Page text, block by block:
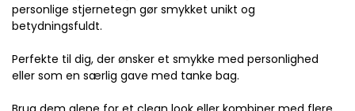
personlige stjernetegn gør smykket unikt og
betydningsfuldt.
Perfekte til dig, der ønsker et smykke med personlighed
eller som en særlig gave med tanke bag.